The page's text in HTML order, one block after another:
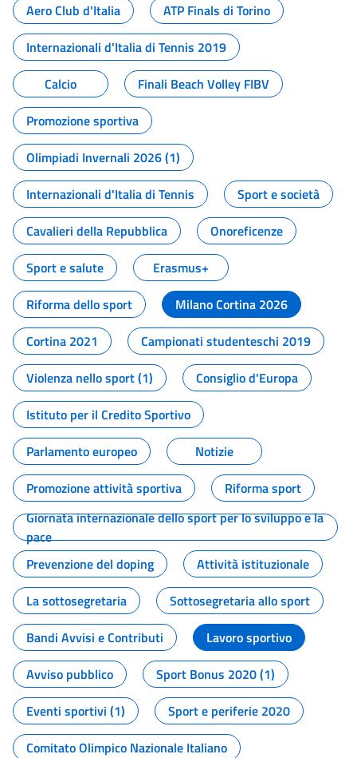
Aero Club d'Italia
ATP Finals di Torino
Internazionali d'Italia di Tennis 2019
Calcio
Finali Beach Volley FIBV
Promozione sportiva
Olimpiadi Invernali 2026 (1)
Internazionali d'Italia di Tennis
Sport e società
Cavalieri della Repubblica
Onoreficenze
Sport e salute
Erasmus+
Riforma dello sport
Milano Cortina 2026
Cortina 2021
Campionati studenteschi 2019
Violenza nello sport (1)
Consiglio d'Europa
Istituto per il Credito Sportivo
Parlamento europeo
Notizie
Promozione attività sportiva
Riforma sport
Giornata internazionale dello sport per lo sviluppo e la
pace
Prevenzione del doping
Attività istituzionale
La sottosegretaria
Sottosegretaria allo sport
Bandi Avvisi e Contributi
Lavoro sportivo
Avviso pubblico
Sport Bonus 2020 (1)
Eventi sportivi (1)
Sport e periferie 2020
Comitato Olimpico Nazionale Italiano